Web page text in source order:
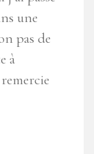
une
pas de
à